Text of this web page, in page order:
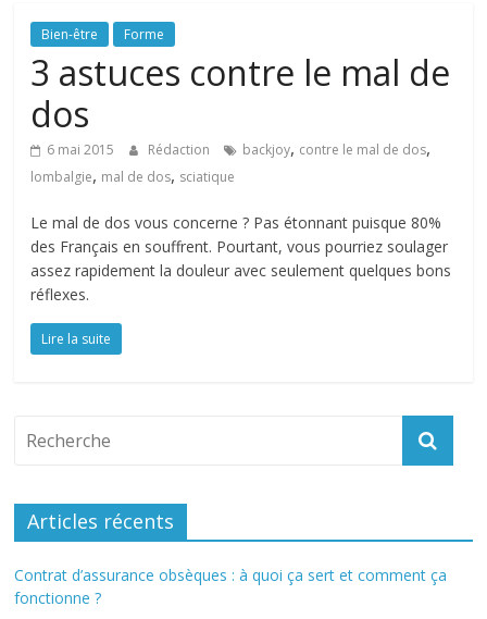
de
toute
famille
Bien-être Forme
3 astuces contre le mal de
dos
6 mai 2015 Rédaction backjoy, contre le mal de dos,
lombalgie, mal de dos, sciatique
Le mal de dos vous concerne ? Pas étonnant puisque 80%
des Français en souffrent. Pourtant, vous pourriez soulager
assez rapidement la douleur avec seulement quelques bons
réflexes.
Lire la suite
Articles récents
Contrat d’assurance obsèques : à quoi ça sert et comment ça
fonctionne ?